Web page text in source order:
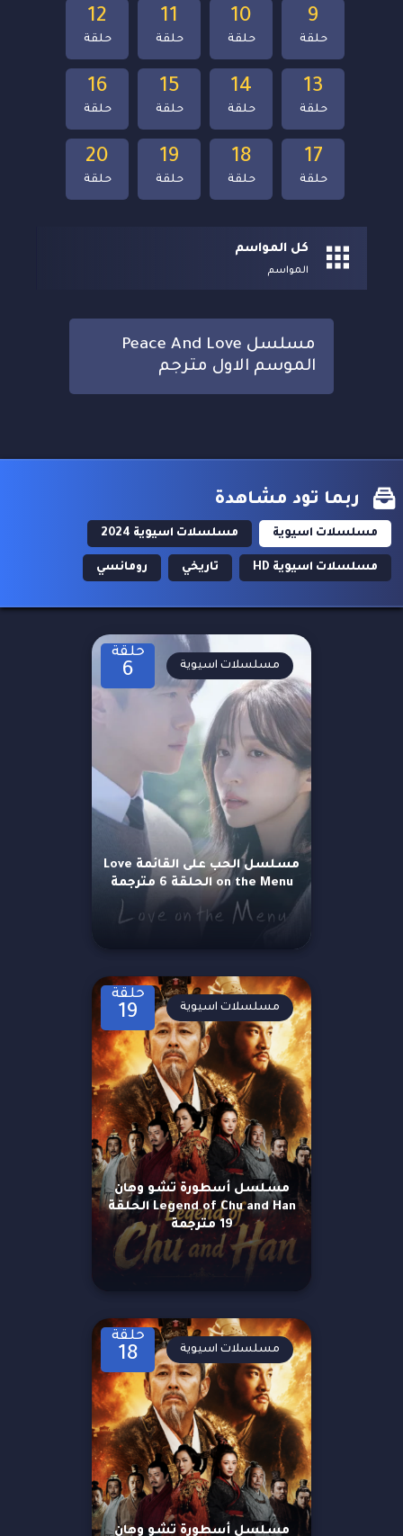
20
حلقة
19
حلقة
18
حلقة
17
حلقة
16
حلقة
15
حلقة
14
حلقة
13
حلقة
12
حلقة
11
حلقة
10
حلقة
9
حلقة
كل المواسم
المواسم
مسلسل Peace And Love
الموسم الاول مترجم
ربما تود مشاهدة
مسلسلات اسيوية مسلسلات اسيوية 2024
مسلسلات اسيوية HD تاريخي رومانسي
حلقة
6
مسلسل الحب على القائمة Love
on the Menu الحلقة 6 مترجمة
مسلسلات اسيوية
حلقة
19
مسلسل أسطورة تشو وهان
Legend of Chu and Han الحلقة
19 مترجمة
مسلسلات اسيوية
حلقة
18
مسلسل أسطورة تشو وهان
مسلسلات اسيوية